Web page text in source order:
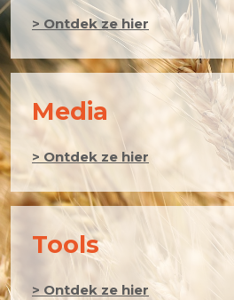
> Ontdek ze hier
Media
> Ontdek ze hier
Tools
> Ontdek ze hier